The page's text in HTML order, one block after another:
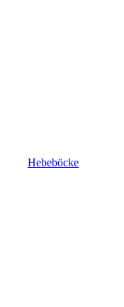
Hebeböcke